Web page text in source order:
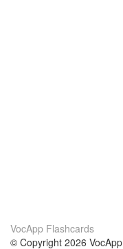
VocApp Flashcards
© Copyright 2026 VocApp